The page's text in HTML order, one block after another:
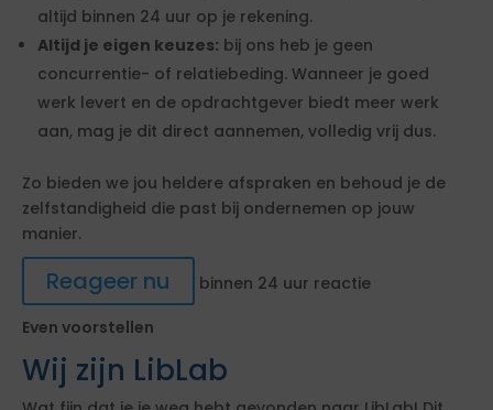
altijd binnen 24 uur op je rekening.
Altijd je eigen keuzes: bij ons heb je geen
concurrentie- of relatiebeding. Wanneer je goed
werk levert en de opdrachtgever biedt meer werk
aan, mag je dit direct aannemen, volledig vrij dus.
Zo bieden we jou heldere afspraken en behoud je de
zelfstandigheid die past bij ondernemen op jouw
manier.
Reageer nu
binnen 24 uur reactie
Even voorstellen
Wij zijn LibLab